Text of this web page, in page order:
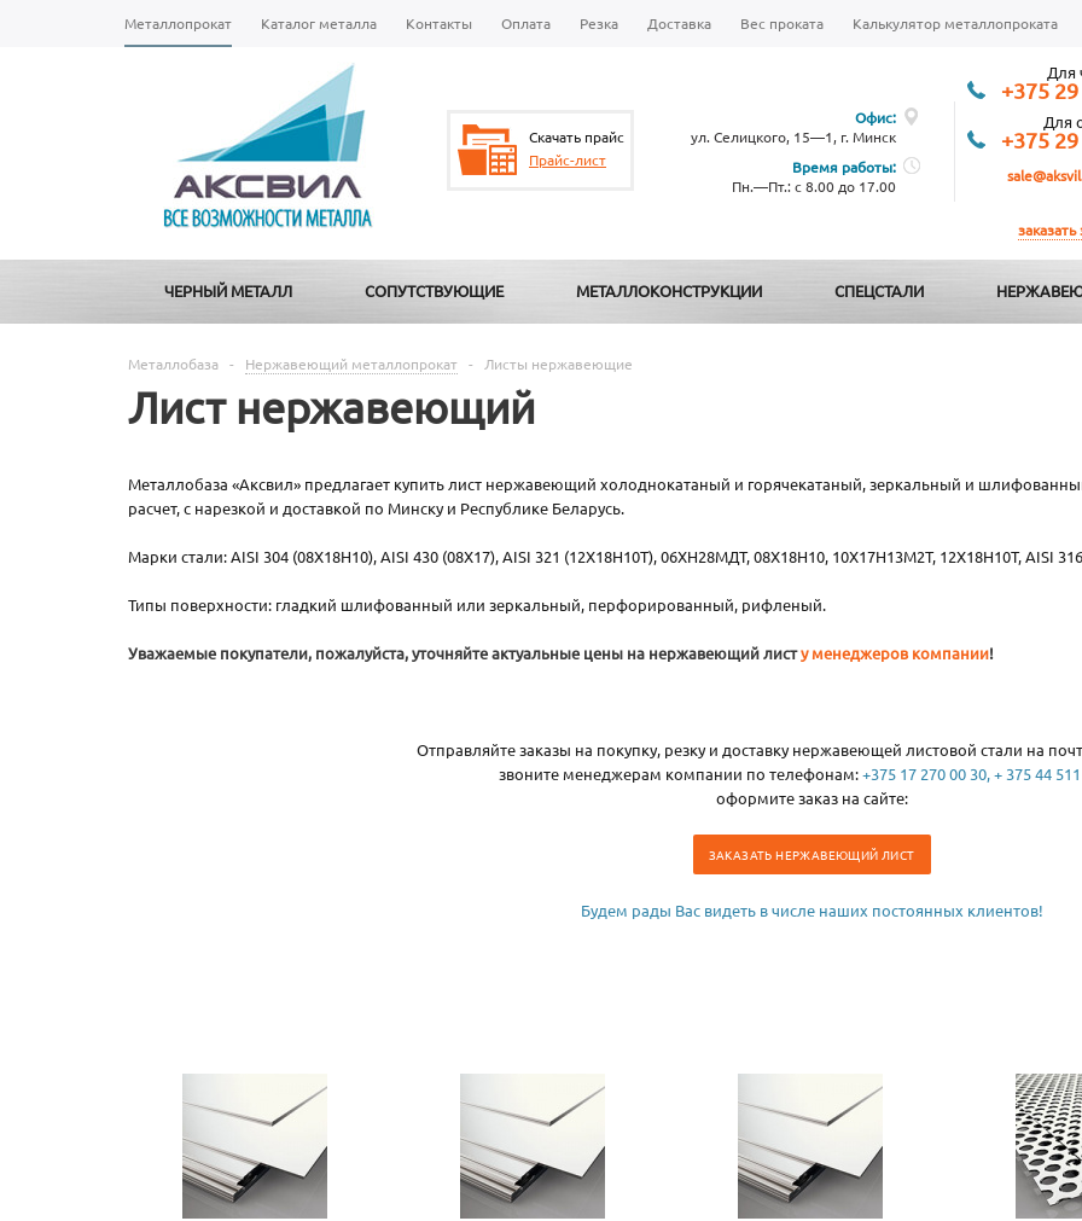
Металлопрокат Каталог металла Контакты Оплата Резка Доставка Вес проката Калькулятор металлопроката
Скачать прайс
Прайс-лист
Офис:
ул. Селицкого, 15—1, г. Минск
Время работы:
Пн.—Пт.: с 8.00 до 17.00
Для
+375
Для
+375
ЧЕРНЫЙ МЕТАЛЛ СОПУТСТВУЮЩИЕ МЕТАЛЛОКОНСТРУКЦИИ СПЕЦСТАЛИ
Металлобаза - Нержавеющий металлопрокат - Листы нержавеющие
Лист нержавеющий
Металлобаза «Аксвил» предлагает купить лист нержавеющий холоднокатаный и горячекатаный, зеркальный и
расчет, с нарезкой и доставкой по Минску и Республике Беларусь.
Марки стали: AISI 304 (08X18H10), AISI 430 (08Х17), AISI 321 (12Х18Н10Т), 06ХН28МДТ, 08Х18Н10, 10Х17Н13М2Т, 12Х18Н10Т, AISI
Типы поверхности: гладкий шлифованный или зеркальный, перфорированный, рифленый.
Уважаемые покупатели, пожалуйста, уточняйте актуальные цены на нержавеющий листу менеджеров компании!
Отправляйте заказы на покупку, резку и доставку нержавеющей листовой стали на
звоните менеджерам компании по телефонам:+375 17 270 00 30, + 375 44
оформите заказ на сайте:
ЗАКАЗАТЬ НЕРЖАВЕЮЩИЙ ЛИСТ
Будем рады Вас видеть в числе наших постоянных клиентов!